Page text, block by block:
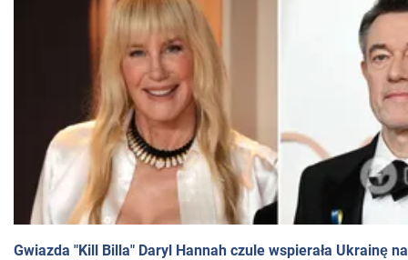
Gwiazda "Kill Billa" Daryl Hannah czule wspierała Ukrainę